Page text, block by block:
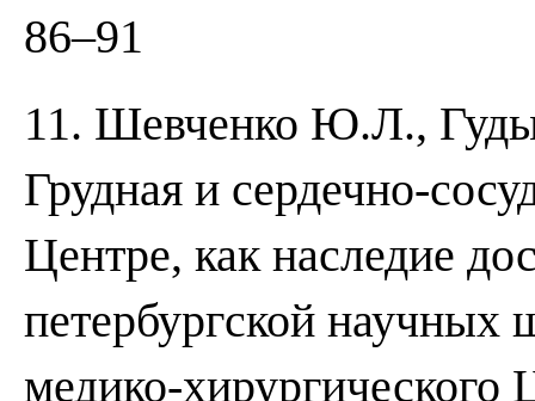
86–91
11. Шевченко Ю.Л.,
Грудная и сердечно-
Центре, как наследие
петербургской
медико-